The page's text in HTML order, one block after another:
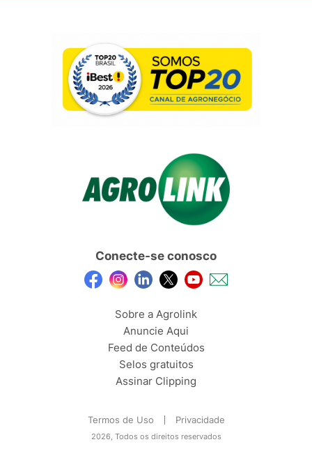
Conecte-se conosco
Sobre a Agrolink
Anuncie Aqui
Feed de Conteúdos
Selos gratuitos
Assinar Clipping
Termos de Uso Privacidade
2026, Todos os direitos reservados